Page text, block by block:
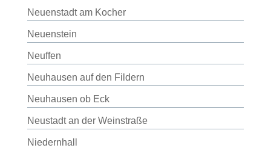
Neuenstadt am Kocher
Neuenstein
Neuffen
Neuhausen auf den Fildern
Neuhausen ob Eck
Neustadt an der Weinstraße
Niedernhall